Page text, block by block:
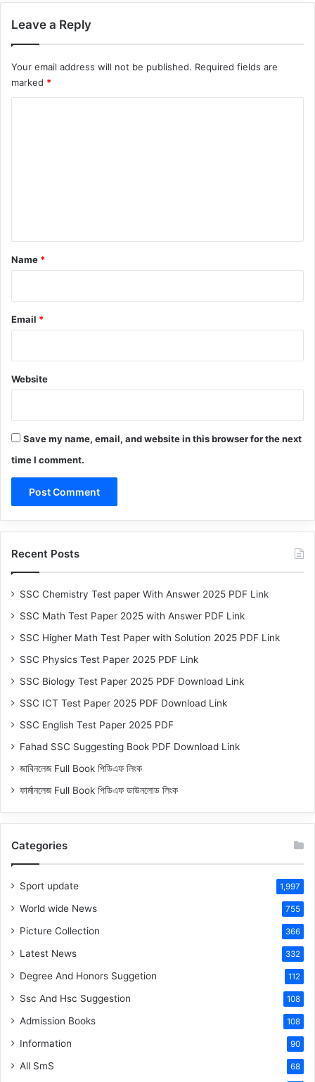
Leave a Reply
Your email address will not be published. Required fields are
marked *
*
Name *
Email *
Website
Save my name, email, and website in this browser for the next
time I comment.
Recent Posts
SSC Chemistry Test paper With Answer 2025 PDF Link
SSC Math Test Paper 2025 with Answer PDF Link
SSC Higher Math Test Paper with Solution 2025 PDF Link
SSC Physics Test Paper 2025 PDF Link
SSC Biology Test Paper 2025 PDF Download Link
SSC ICT Test Paper 2025 PDF Download Link
SSC English Test Paper 2025 PDF
Fahad SSC Suggesting Book PDF Download Link
জাবিনলেজ Full Book পিডিএফ লিংক
ফার্মানলেজ Full Book পিডিএফ ডাউনলোড লিংক
Categories
Sport update 1,997
World wide News 755
Picture Collection 366
Latest News 332
Degree And Honors Suggetion 112
Ssc And Hsc Suggestion 108
Admission Books 108
Information 90
All SmS 68